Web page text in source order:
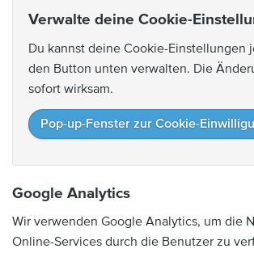
Verwalte deine Cookie-
Du kannst deine Cookie-Einstellungen
den Button unten verwalten. Die
sofort wirksam.
Pop-up-Fenster zur Cookie-
Google Analytics
Wir verwenden Google Analytics, um die
Online-Services durch die Benutzer zu